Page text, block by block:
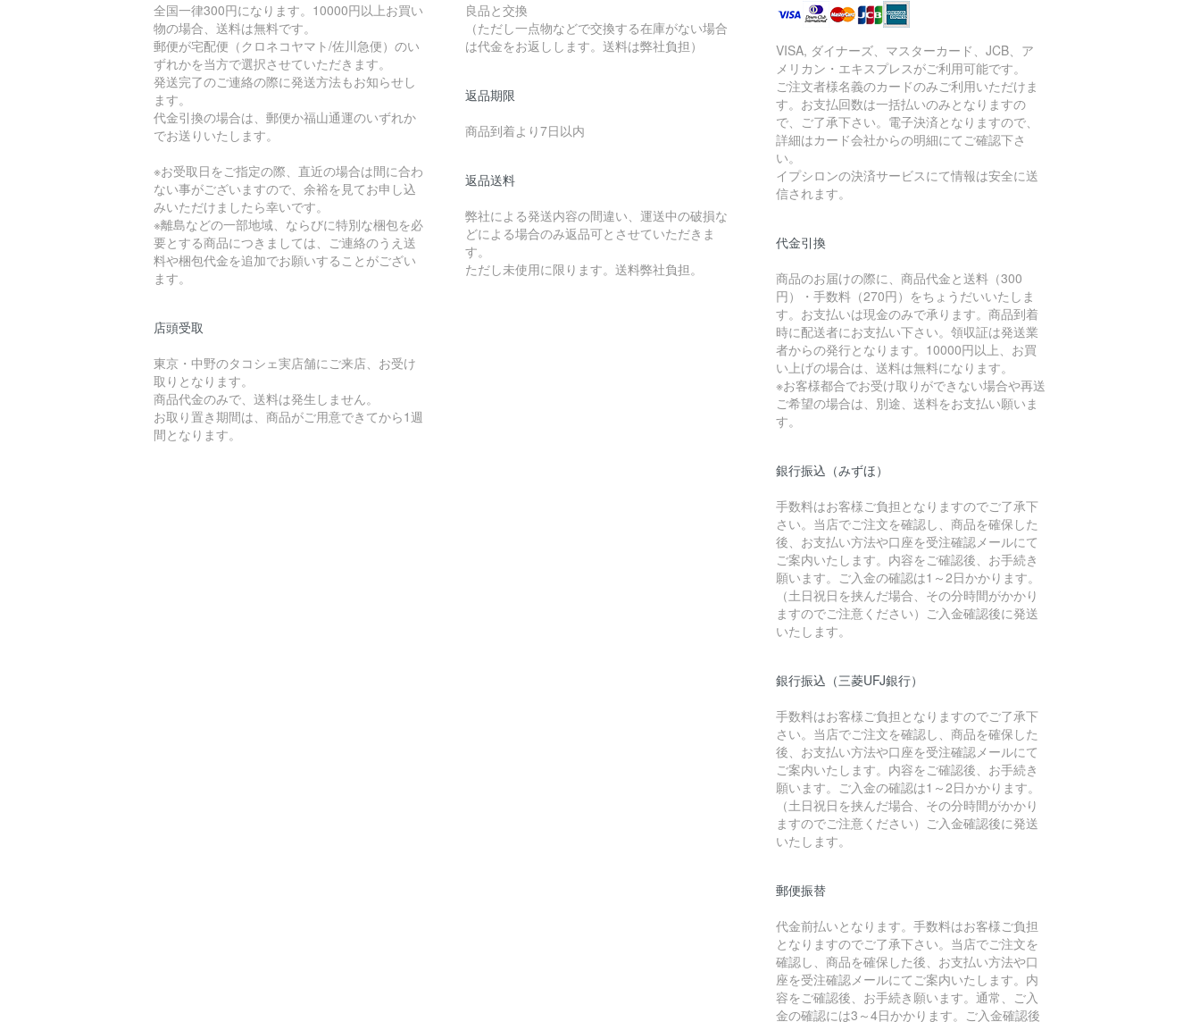
全国一律300円になります。10000円以上お買い
物の場合、送料は無料です。
郵便が宅配便（クロネコヤマト/佐川急便）のい
ずれかを当方で選択させていただきます。
発送完了のご連絡の際に発送方法もお知らせし
ます。
代金引換の場合は、郵便か福山通運のいずれか
でお送りいたします。
※お受取日をご指定の際、直近の場合は間に合わ
ない事がございますので、余裕を見てお申し込
みいただけましたら幸いです。
※離島などの一部地域、ならびに特別な梱包を必
要とする商品につきましては、ご連絡のうえ送
料や梱包代金を追加でお願いすることがござい
ます。
店頭受取
東京・中野のタコシェ実店舗にご来店、お受け
取りとなります。
商品代金のみで、送料は発生しません。
お取り置き期間は、商品がご用意できてから1週
間となります。
良品と交換
（ただし一点物などで交換する在庫がない場合
は代金をお返しします。送料は弊社負担）
返品期限
商品到着より7日以内
返品送料
弊社による発送内容の間違い、運送中の破損な
どによる場合のみ返品可とさせていただきま
す。
ただし未使用に限ります。送料弊社負担。
VISA, ダイナーズ、マスターカード、JCB、ア
メリカン・エキスプレスがご利用可能です。
ご注文者様名義のカードのみご利用いただけま
す。お支払回数は一括払いのみとなりますの
で、ご了承下さい。電子決済となりますので、
詳細はカード会社からの明細にてご確認下さ
い。
イプシロンの決済サービスにて情報は安全に送
信されます。
代金引換
商品のお届けの際に、商品代金と送料（300
円）・手数料（270円）をちょうだいいたしま
す。お支払いは現金のみで承ります。商品到着
時に配送者にお支払い下さい。領収証は発送業
者からの発行となります。10000円以上、お買
い上げの場合は、送料は無料になります。
※お客様都合でお受け取りができない場合や再送
ご希望の場合は、別途、送料をお支払い願いま
す。
銀行振込（みずほ）
手数料はお客様ご負担となりますのでご了承下
さい。当店でご注文を確認し、商品を確保した
後、お支払い方法や口座を受注確認メールにて
ご案内いたします。内容をご確認後、お手続き
願います。ご入金の確認は1～2日かかります。
（土日祝日を挟んだ場合、その分時間がかかり
ますのでご注意ください）ご入金確認後に発送
いたします。
銀行振込（三菱UFJ銀行）
手数料はお客様ご負担となりますのでご了承下
さい。当店でご注文を確認し、商品を確保した
後、お支払い方法や口座を受注確認メールにて
ご案内いたします。内容をご確認後、お手続き
願います。ご入金の確認は1～2日かかります。
（土日祝日を挟んだ場合、その分時間がかかり
ますのでご注意ください）ご入金確認後に発送
いたします。
郵便振替
代金前払いとなります。手数料はお客様ご負担
となりますのでご了承下さい。当店でご注文を
確認し、商品を確保した後、お支払い方法や口
座を受注確認メールにてご案内いたします。内
容をご確認後、お手続き願います。通常、ご入
金の確認には3～4日かかります。ご入金確認後